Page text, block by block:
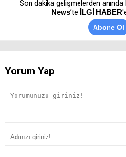
Son dakika gelişmelerden
News’te İLGİ HABER
Abone Ol
Yorum Yap